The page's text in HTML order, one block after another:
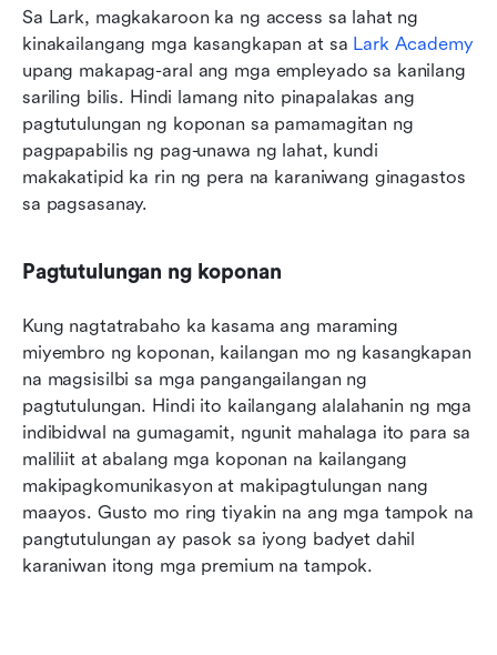
Sa Lark, magkakaroon ka ng access sa lahat ng
kinakailangang mga kasangkapan at sa Lark Academy
upang makapag-aral ang mga empleyado sa kanilang
sariling bilis. Hindi lamang nito pinapalakas ang
pagtutulungan ng koponan sa pamamagitan ng
pagpapabilis ng pag-unawa ng lahat, kundi
makakatipid ka rin ng pera na karaniwang ginagastos
sa pagsasanay.
Pagtutulungan ng koponan
Kung nagtatrabaho ka kasama ang maraming
miyembro ng koponan, kailangan mo ng kasangkapan
na magsisilbi sa mga pangangailangan ng
pagtutulungan. Hindi ito kailangang alalahanin ng mga
indibidwal na gumagamit, ngunit mahalaga ito para sa
maliliit at abalang mga koponan na kailangang
makipagkomunikasyon at makipagtulungan nang
maayos. Gusto mo ring tiyakin na ang mga tampok na
pangtutulungan ay pasok sa iyong badyet dahil
karaniwan itong mga premium na tampok.